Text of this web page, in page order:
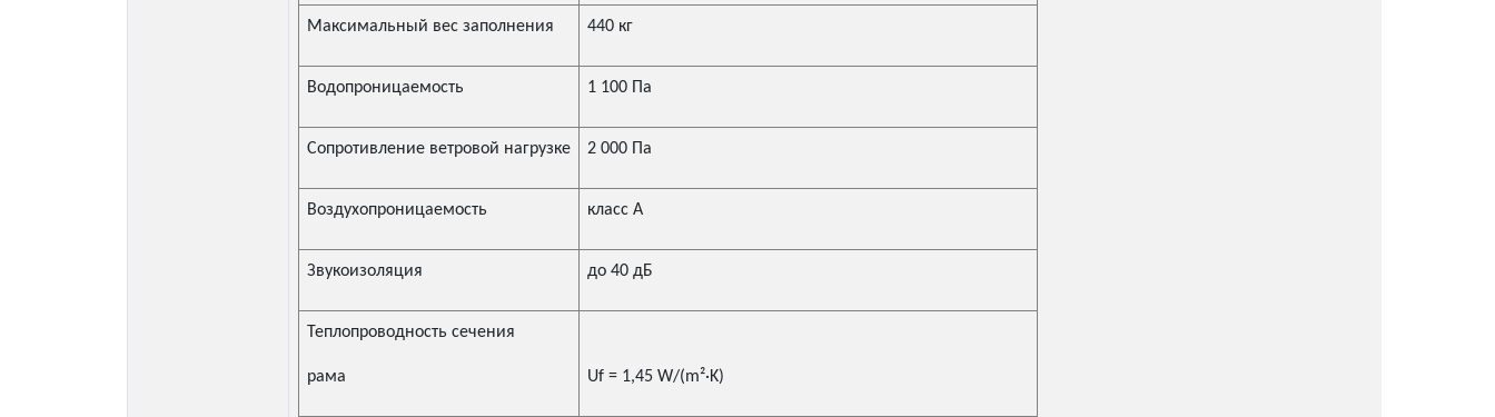
Максимальный вес заполнения 440 кг
Водопроницаемость 1 100 Па
Сопротивление ветровой нагрузке 2 000 Па
Воздухопроницаемость класс А
Звукоизоляция до 40 дБ
Теплопроводность сечения
рама Uf = 1,45 W/(m²·K)